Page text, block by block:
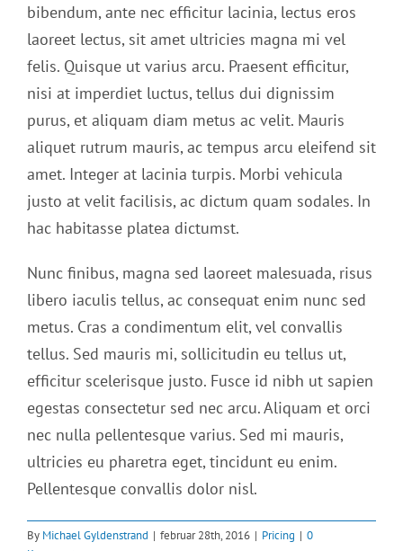
bibendum, ante nec efficitur lacinia, lectus eros
laoreet lectus, sit amet ultricies magna mi vel
felis. Quisque ut varius arcu. Praesent efficitur,
nisi at imperdiet luctus, tellus dui dignissim
purus, et aliquam diam metus ac velit. Mauris
aliquet rutrum mauris, ac tempus arcu eleifend sit
amet. Integer at lacinia turpis. Morbi vehicula
justo at velit facilisis, ac dictum quam sodales. In
hac habitasse platea dictumst.
Nunc finibus, magna sed laoreet malesuada, risus
libero iaculis tellus, ac consequat enim nunc sed
metus. Cras a condimentum elit, vel convallis
tellus. Sed mauris mi, sollicitudin eu tellus ut,
efficitur scelerisque justo. Fusce id nibh ut sapien
egestas consectetur sed nec arcu. Aliquam et orci
nec nulla pellentesque varius. Sed mi mauris,
ultricies eu pharetra eget, tincidunt eu enim.
Pellentesque convallis dolor nisl.
By Michael Gyldenstrand | februar 28th, 2016 | Pricing | 0